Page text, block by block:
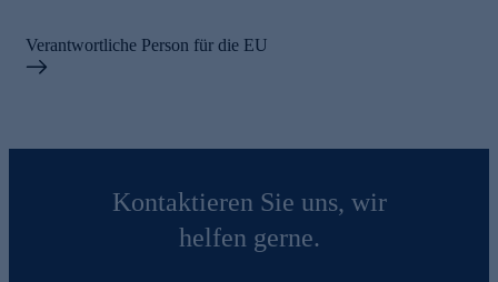
Verantwortliche Person für die EU
Kontaktieren Sie uns, wir
helfen gerne.